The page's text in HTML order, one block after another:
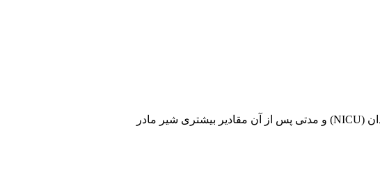
در مطالعه‌ای نوزادان نارس را به مدت هفت سال دنبال کردند، محققان دریافتند کودکانی که در بخش مراقبت‌های ویژه نوزادان (NICU) و مدتی پس از آن مقادیر بیشتری شیر مادر